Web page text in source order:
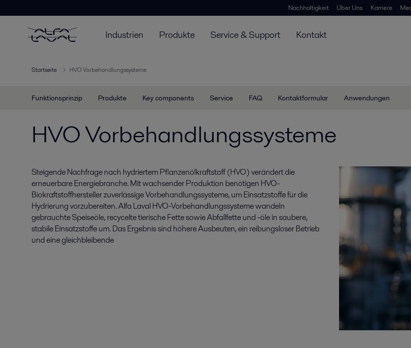
Nachhaltigkeit Über Uns Karriere
Industrien Produkte Service & Support Kontakt
Startseite HVO Vorbehandlungssysteme
Funktionsprinzip Produkte Key components Service FAQ Kontaktformular Anwendungen
HVO Vorbehandlungssysteme
Steigende Nachfrage nach hydriertem Pflanzenölkraftstoff (HVO) verändert die
erneuerbare Energiebranche. Mit wachsender Produktion benötigen HVO-
Biokraftstoffhersteller zuverlässige Vorbehandlungssysteme, um Einsatzstoffe für die
Hydrierung vorzubereiten. Alfa Laval HVO-Vorbehandlungssysteme wandeln
gebrauchte Speiseöle, recycelte tierische Fette sowie Abfallfette und -öle in saubere,
stabile Einsatzstoffe um. Das Ergebnis sind höhere Ausbeuten, ein reibungsloser Betrieb
und eine gleichbleibende